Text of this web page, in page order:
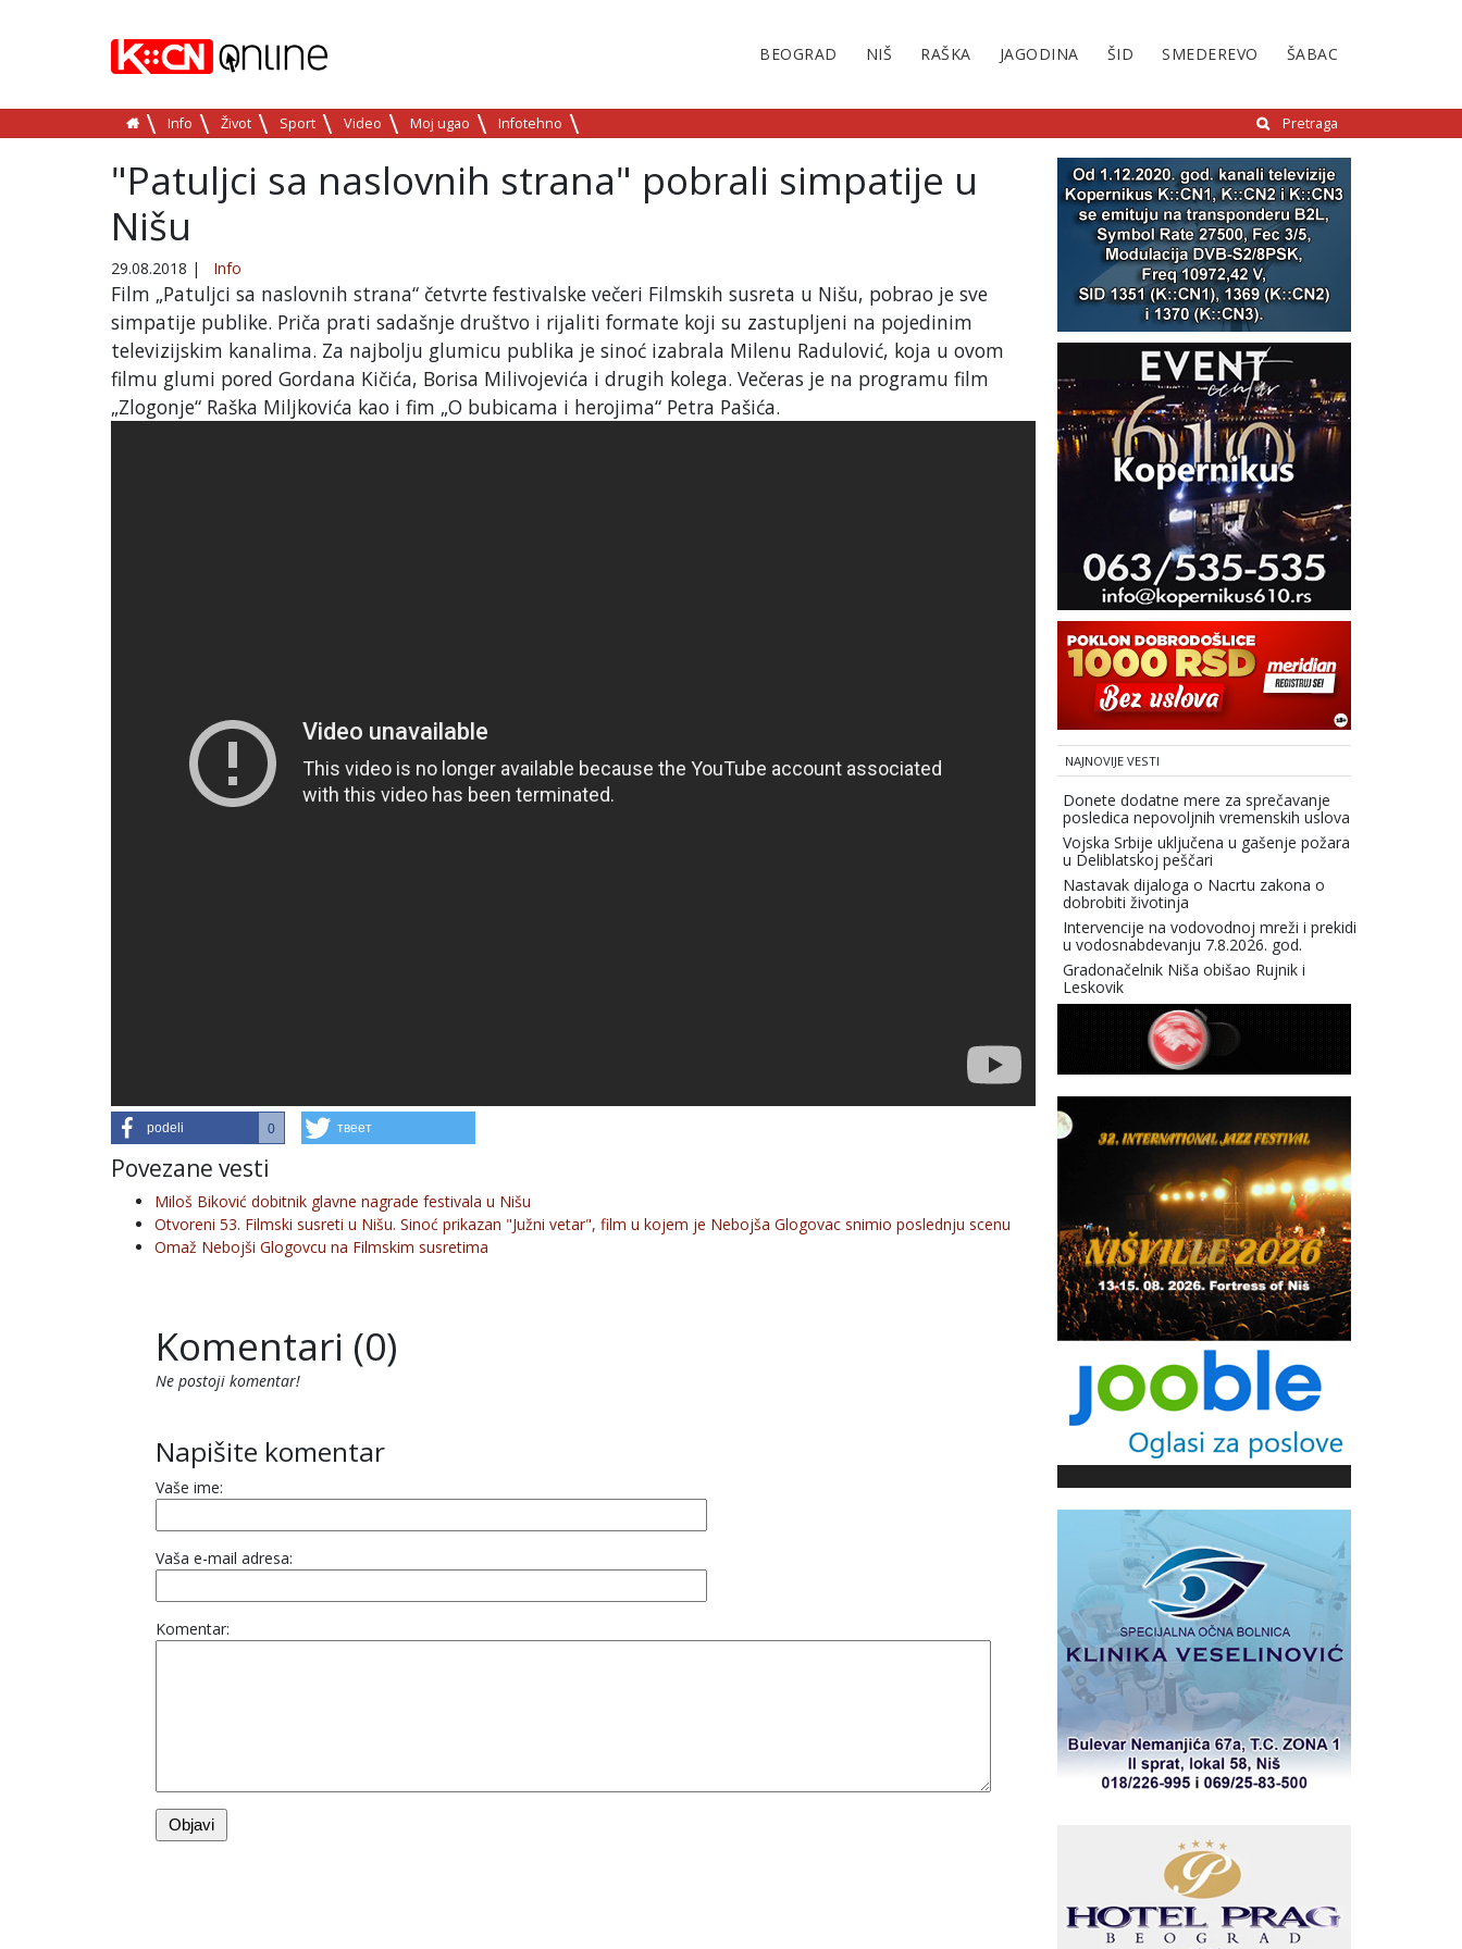
BEOGRAD NIŠ RAŠKA JAGODINA ŠID SMEDEREVO ŠABAC
Info Život Sport Video Moj ugao Infotehno Pretraga
"Patuljci sa naslovnih strana" pobrali simpatije u
Nišu
29.08.2018 | Info
Film „Patuljci sa naslovnih strana“ četvrte festivalske večeri Filmskih susreta u Nišu, pobrao je sve
simpatije publike. Priča prati sadašnje društvo i rijaliti formate koji su zastupljeni na pojedinim
televizijskim kanalima. Za najbolju glumicu publika je sinoć izabrala Milenu Radulović, koja u ovom
filmu glumi pored Gordana Kičića, Borisa Milivojevića i drugih kolega. Večeras je na programu film
„Zlogonje“ Raška Miljkovića kao i fim „O bubicama i herojima“ Petra Pašića.
podeli 0 твеет
Povezane vesti
Miloš Biković dobitnik glavne nagrade festivala u Nišu
Otvoreni 53. Filmski susreti u Nišu. Sinoć prikazan "Južni vetar", film u kojem je Nebojša Glogovac snimio poslednju scenu
Omaž Nebojši Glogovcu na Filmskim susretima
Komentari (0)
Ne postoji komentar!
Napišite komentar
Vaše ime:
Vaša e-mail adresa:
Komentar:
NAJNOVIJE VESTI
Donete dodatne mere za sprečavanje
posledica nepovoljnih vremenskih uslova
Vojska Srbije uključena u gašenje požara
u Deliblatskoj peščari
Nastavak dijaloga o Nacrtu zakona o
dobrobiti životinja
Intervencije na vodovodnoj mreži i prekidi
u vodosnabdevanju 7.8.2026. god.
Gradonačelnik Niša obišao Rujnik i
Leskovik